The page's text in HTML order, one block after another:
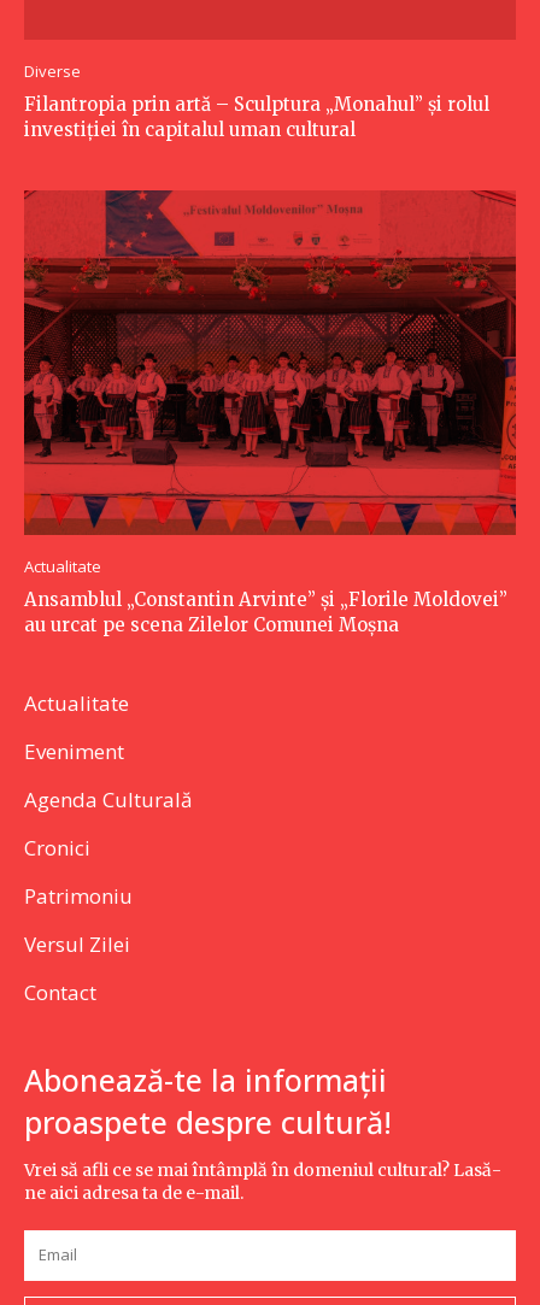
Diverse
Filantropia prin artă – Sculptura „Monahul” și rolul
investiției în capitalul uman cultural
Actualitate
Ansamblul „Constantin Arvinte” și „Florile Moldovei”
au urcat pe scena Zilelor Comunei Moșna
Actualitate
Eveniment
Agenda Culturală
Cronici
Patrimoniu
Versul Zilei
Contact
Abonează-te la informații
proaspete despre cultură!
Vrei să afli ce se mai întâmplă în domeniul cultural? Lasă-
ne aici adresa ta de e-mail.